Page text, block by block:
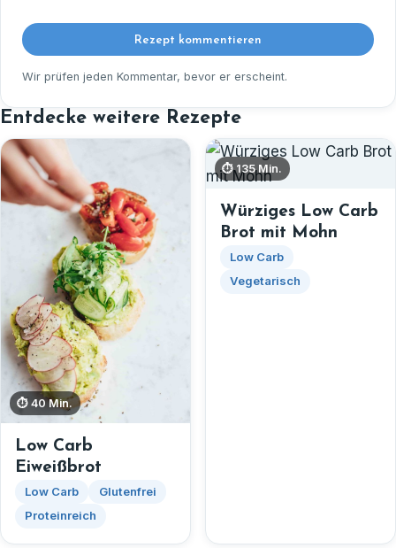
Rezept kommentieren
Wir prüfen jeden Kommentar, bevor er erscheint.
Entdecke weitere Rezepte
⏱ 40 Min.
Low Carb
Eiweißbrot
Low Carb
Glutenfrei
Proteinreich
⏱ 135 Min.
Würziges Low Carb
Brot mit Mohn
Low Carb
Vegetarisch